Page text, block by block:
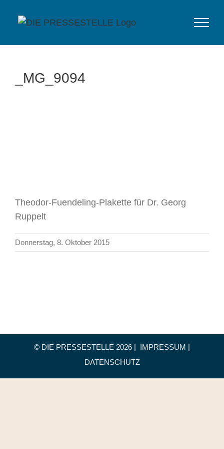
Inhalt
_MG_9094
Theodor-Fuendeling-Plakette für Dr. Georg
Ruppelt
Donnerstag, 8. Oktober 2015
© DIE PRESSESTELLE 2026 | IMPRESSUM |
DATENSCHUTZ